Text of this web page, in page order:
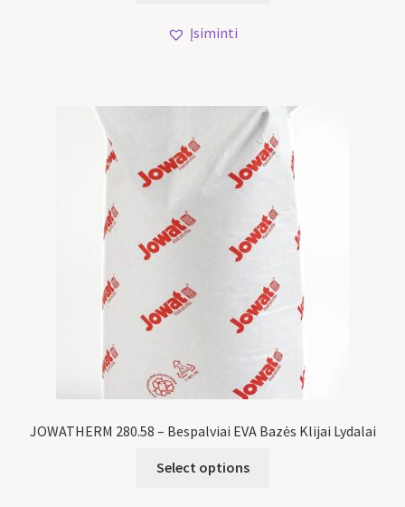
Įsiminti
JOWATHERM 280.58 – Bespalviai EVA Bazės Klijai Lydalai
Select options